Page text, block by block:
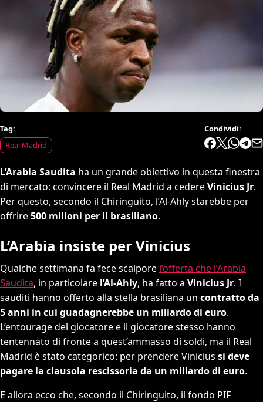
Tag:
Real Madrid
Condividi:
L’Arabia Saudita ha un grande obiettivo in questa finestra
di mercato: convincere il Real Madrid a cedereVinicius Jr.
Per questo, secondo il Chiringuito, l’Al-Ahly starebbe per
offrire500 milioni per il brasiliano.
L’Arabia insiste per Vinicius
Qualche settimana fa fece scalpore l’offerta che l’Arabia
Saudita, in particolare l’Al-Ahly, ha fatto a Vinicius Jr. I
sauditi hanno offerto alla stella brasiliana un contratto da
5 anni in cui guadagnerebbe un miliardo di euro.
L’entourage del giocatore e il giocatore stesso hanno
tentennato di fronte a quest’ammasso di soldi, ma il Real
Madrid è stato categorico: per prendere Vinicius si deve
pagare la clausola rescissoria da un miliardo di euro.
E allora ecco che, secondo il Chiringuito, il fondo PIF